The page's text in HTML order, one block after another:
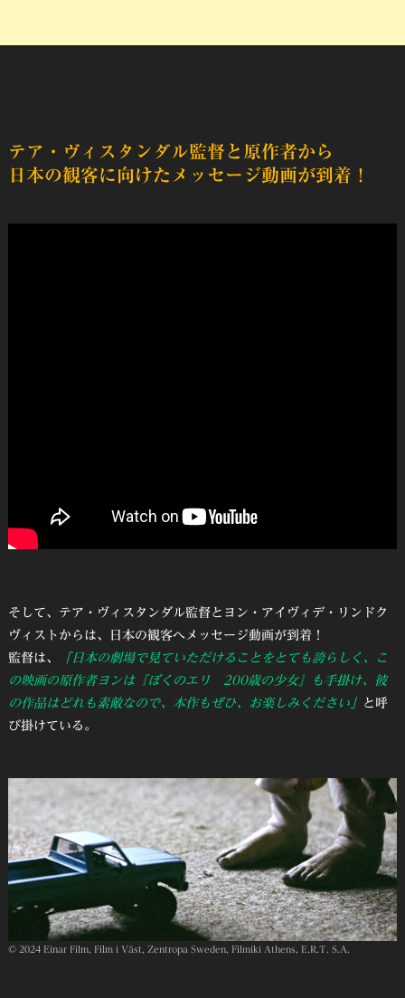
テア・ヴィスタンダル監督と原作者から
日本の観客に向けたメッセージ動画が到着！
そして、テア・ヴィスタンダル監督とヨン・アイヴィデ・リンドク
ヴィストからは、日本の観客へメッセージ動画が到着！
監督は、
「日本の劇場で見ていただけることをとても誇らしく、こ
の映画の原作者ヨンは『ぼくのエリ 200歳の少女』も手掛け、彼
の作品はどれも素敵なので、本作もぜひ、お楽しみください」 と呼
び掛けている。
© 2024 Einar Film, Film i Väst, Zentropa Sweden, Filmiki Athens, E.R.T. S.A.